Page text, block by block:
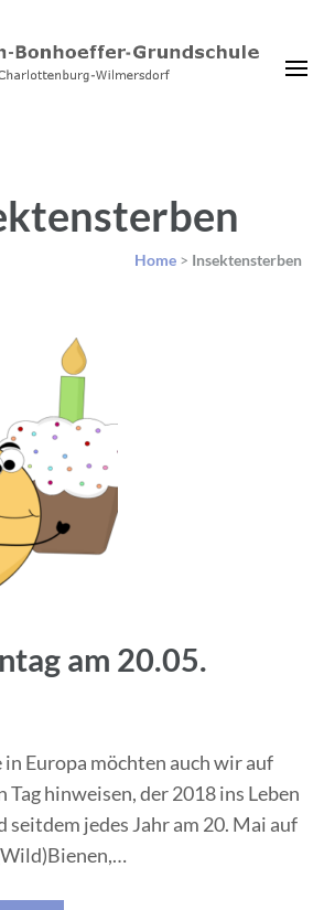
Home > Insektensterben
am 20.05.
Europa möchten auch wir auf
Tag hinweisen, der 2018 ins Leben
seitdem jedes Jahr am 20. Mai auf